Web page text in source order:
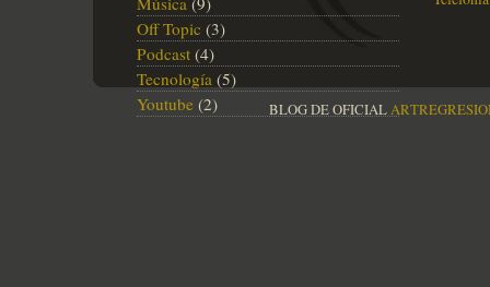
Off Topic (3)
Podcast (4)
Tecnología (5)
Youtube (2) BLOG DE OFICIAL